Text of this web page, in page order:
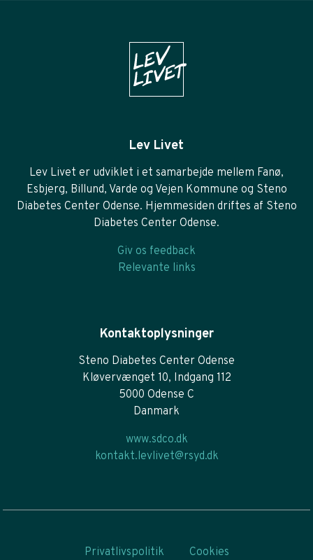
Lev Livet
Lev Livet er udviklet i et samarbejde mellem Fanø,
Esbjerg, Billund, Varde og Vejen Kommune og Steno
Diabetes Center Odense. Hjemmesiden driftes af Steno
Diabetes Center Odense.
Giv os feedback
Relevante links
Kontaktoplysninger
Steno Diabetes Center Odense
Kløvervænget 10, Indgang 112
5000 Odense C
Danmark
www.sdco.dk
kontakt.levlivet@rsyd.dk
Privatlivspolitik Cookies